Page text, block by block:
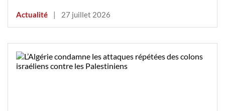
Actualité | 27 juillet 2026